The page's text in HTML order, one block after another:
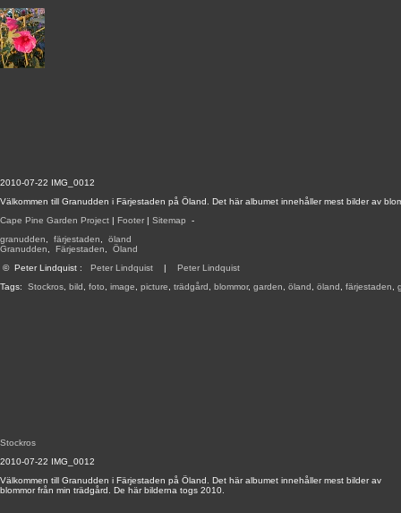
2010-07-22 IMG_0012
Välkommen till Granudden i Färjestaden på Öland. Det här albumet innehåller mest bilder av
Cape Pine Garden Project | Footer | Sitemap -
granudden
färjestaden
öland
Granudden
Färjestaden
Öland
© Peter Lindquist : Peter Lindquist | Peter Lindquist
Tags: Stockros bild foto image picture trädgård blommor, garden öland öland färjestaden
Stockros
2010-07-22 IMG_0012
Välkommen till Granudden i Färjestaden på Öland. Det här albumet innehåller mest bilder av
blommor från min trädgård. De här bilderna togs 2010.